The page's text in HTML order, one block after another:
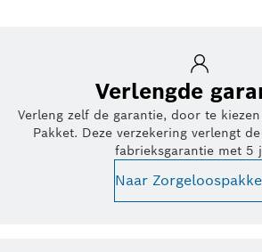
Verlengde
Verleng zelf de garantie, door te
Pakket. Deze verzekering verlengt
fabrieksgarantie met 5
Naar